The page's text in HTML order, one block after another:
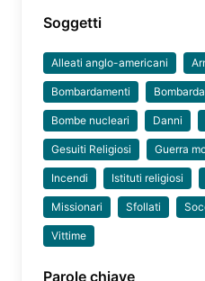
Soggetti
Alleati anglo-americani
Bombardamenti
Bombe nucleari Danni
Gesuiti Religiosi Guerra
Incendi Istituti religiosi
Missionari Sfollati
Vittime
Parole chiave